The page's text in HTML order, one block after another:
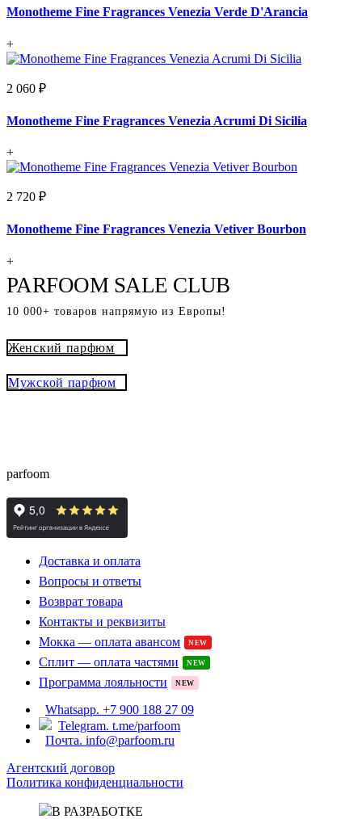
Monotheme Fine Fragrances Venezia Verde D'Arancia
+
2 060 ₽
Monotheme Fine Fragrances Venezia Acrumi Di Sicilia
+
2 720 ₽
Monotheme Fine Fragrances Venezia Vetiver Bourbon
+
PARFOOM SALE CLUB
10 000+ товаров напрямую из Европы!
Женский парфюм
Мужской парфюм
parfoom
Доставка и оплата
Вопросы и ответы
Возврат товара
Контакты и реквизиты
Мокка — оплата авансом
NEW
Сплит — оплата частями NEW
Программа лояльности NEW
Whatsapp. +7 900 188 27 09
Telegram. t.me/parfoom
Почта. info@parfoom.ru
Агентский договор
Политика конфиденциальности
В РАЗРАБОТКЕ